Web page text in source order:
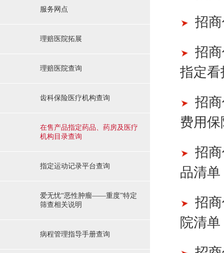
服务网点
理赔医院拓展
理赔医院查询
齿科保险医疗机构查询
在售产品指定药品、药房及医疗
机构目录查询
指定运动记录平台查询
爱无忧“恶性肿瘤——重度”特定
筛查相关说明
病程管理指导手册查询
招
招
指定
招
费用
招
品清单
招
院清单